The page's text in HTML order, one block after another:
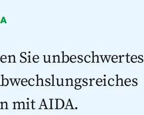
Sie unbeschwertes
mit AIDA.